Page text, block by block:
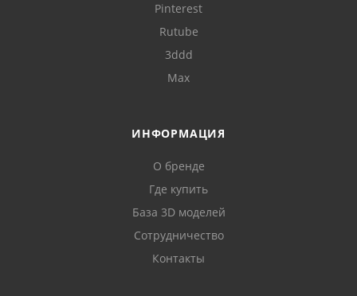
Pinterest
Rutube
3ddd
Max
ИНФОРМАЦИЯ
О бренде
Где купить
База 3D моделей
Сотрудничество
Контакты